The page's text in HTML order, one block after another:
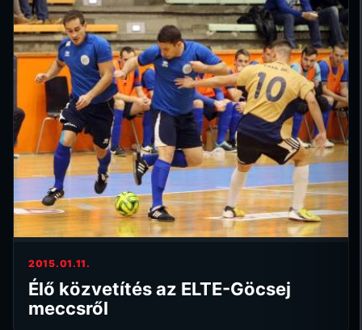
2015.01.11.
Élő közvetítés az ELTE-Göcsej
meccsről